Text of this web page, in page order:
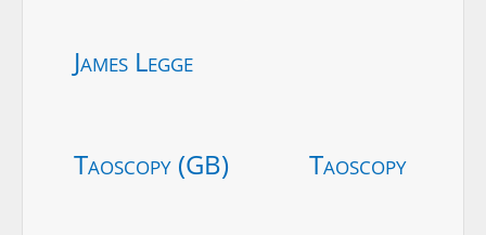
James Legge
Taoscopy (GB) Taoscopy